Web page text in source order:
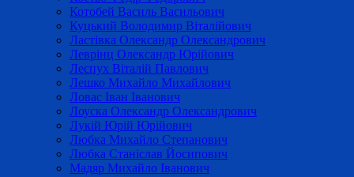
Котобей Василь Васильович
Куцький Володимир Віталійович
Ластівка Олександр Олександрович
Леврінц Олександр Юрійович
Леспух Віталій Павлович
Лешко Михайло Михайлович
Ловас Іван Іванович
Лоуска Олександр Олександрович
Лукій Юрій Юрійович
Любка Михайло Степанович
Любка Станіслав Йосипович
Мадяр Михайло Іванович